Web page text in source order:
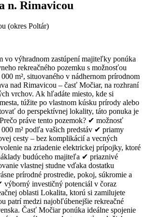
n. Rimavicou
(okres Poltár)
vo výhradnom zastúpení majiteľky ponúka
rekreačného pozemku s možnosťou
m², situovaného v nádhernom prírodnom
nad Rimavicou – časť Močiar, na rozhraní
vrchov. Ak hľadáte miesto, kde si
túžite po vlastnom kúsku prírody alebo
do perspektívnej lokality, táto ponuka je
práve tento pozemok? ✔ možnosť
m² podľa vašich predstáv ✔ priamy
cesty – bez komplikácií a vecných
na zriadenie elektrickej prípojky, ktoré
budúceho majiteľa ✔ priaznivé
vlastnej studne vďaka dostatku
prírodné prostredie, pokoj, súkromie a
výborný investičný potenciál v čoraz
oblasti Lokalita, ktorú si zamilujete
patrí medzi najobľúbenejšie rekreačné
Časť Močiar ponúka ideálne spojenie